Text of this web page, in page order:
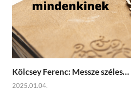
Kölcsey Ferenc: Messze széles…
2025.01.04.